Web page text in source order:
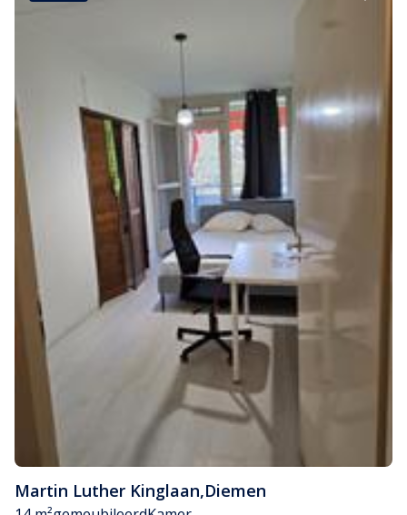
Martin Luther Kinglaan,Diemen